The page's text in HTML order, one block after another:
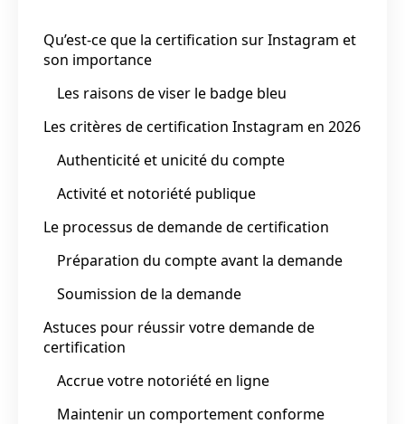
Qu’est-ce que la certification sur Instagram et
son importance
Les raisons de viser le badge bleu
Les critères de certification Instagram en 2026
Authenticité et unicité du compte
Activité et notoriété publique
Le processus de demande de certification
Préparation du compte avant la demande
Soumission de la demande
Astuces pour réussir votre demande de
certification
Accrue votre notoriété en ligne
Maintenir un comportement conforme